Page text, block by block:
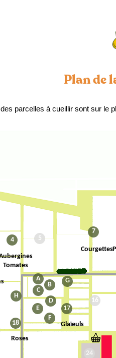
Plan de
parcelles à cueillir sont sur le
4 5
7
16
17
18
24
A
B
C
D
E
F
G
H
Tomates
Courgettes
Glaïeuls
Roses